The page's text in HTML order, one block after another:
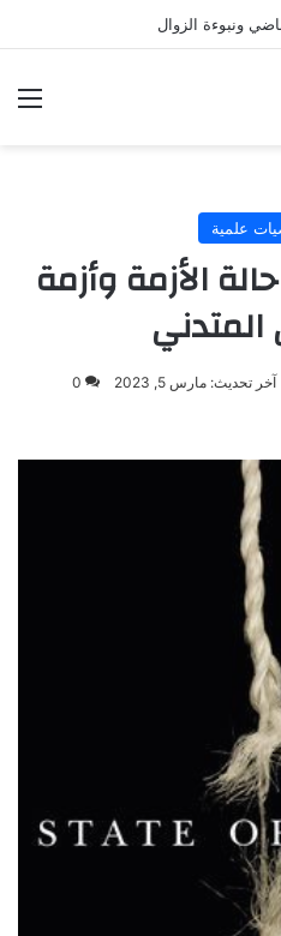
ونبوءة الزوال
علمية
الأزمة وأزمة
المتدني
آخر تحديث: مارس 5, 2023 0